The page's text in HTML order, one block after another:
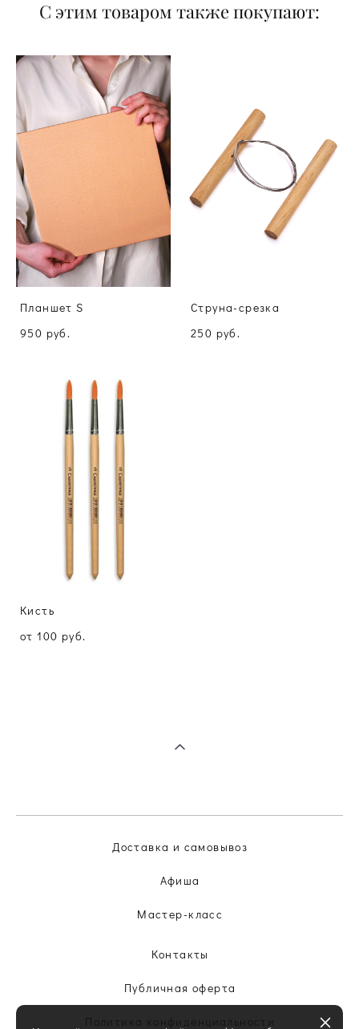
С этим товаром также покупают:
Планшет S
950 pуб.
Струна-срезка
250 pуб.
Кисть
от 100 pуб.
Доставка и самовывоз
Афиша
Мастер-класс
Контакты
Публичная оферта
Политика конфиденциальности